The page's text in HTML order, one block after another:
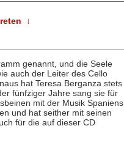
↓
genannt, und die Seele
auch der Leiter des Cello
hat Teresa Berganza stets
fünfziger Jahre sang sie für
mit der Musik Spaniens
und hat seither mit seinen
für die auf dieser CD